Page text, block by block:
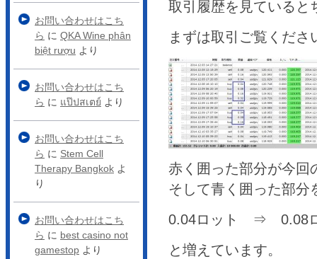
取引履歴を見ていると
まずは取引ご覧くださ
赤く囲った部分が今回
そして青く囲った部分
0.04ロット ⇒ 0.08
と増えています。
お問い合わせはこち
ら に QKA Wine phân
biệt rượu より
お問い合わせはこち
ら に แป๊ปสเตย์ より
お問い合わせはこち
ら に Stem Cell
Therapy Bangkok よ
り
お問い合わせはこち
ら に best casino not
gamestop より